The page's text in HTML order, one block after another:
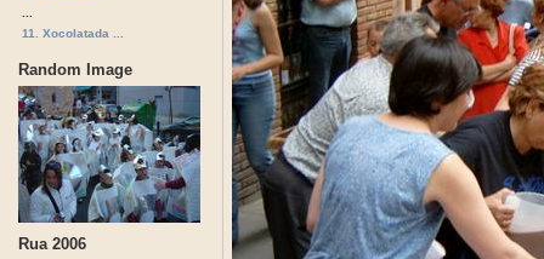
11. Xocolatada ...
Random Image
Rua 2006